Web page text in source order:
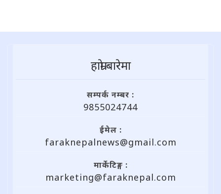
हाम्राे बारेमा
सम्पर्क नम्बर :
9855024744
ईमेल :
faraknepalnews@gmail.com
मार्केटिङ्ग :
marketing@faraknepal.com